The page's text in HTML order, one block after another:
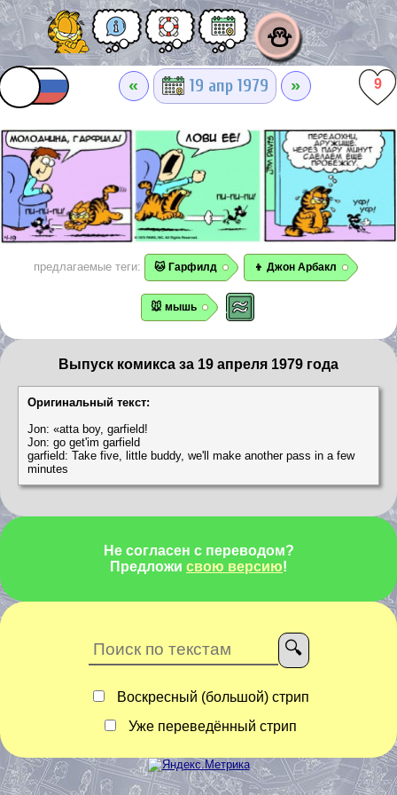
⛄
« 19 апр 1979 » 9
предлагаемые теги: 🐱 Гарфилд 👦 Джон Арбакл
🐭 мышь
Выпуск комикса за 19 апреля 1979 года
Оригинальный текст:
Jon: «atta boy, garfield!
Jon: go get'im garfield
garfield: Take five, little buddy, we'll make another pass in a few
minutes
Не согласен с переводом?
Предложи свою версию!
Воскресный (большой) стрип
Уже переведённый стрип